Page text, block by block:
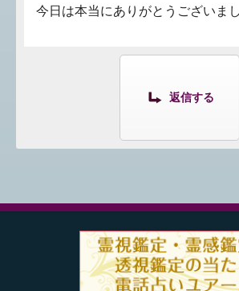
今日は本当にありがとうございまし
返信する